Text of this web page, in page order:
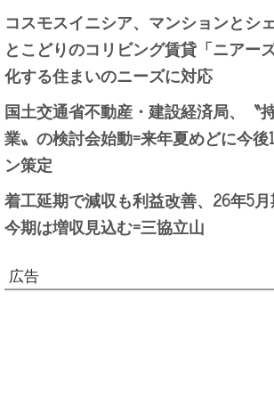
コスモスイニシア、マンションとシ
とこどりのコリビング賃貸「ニアー
化する住まいのニーズに対応
国土交通省不動産・建設経済局、〝
業〟の検討会始動=来年夏めどに今後
ン策定
着工延期で減収も利益改善、26年5月
今期は増収見込む=三協立山
広告